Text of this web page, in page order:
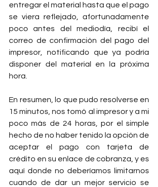
entregar el material hasta que el pago
se viera reflejado, afortunadamente
poco antes del mediodía, recibí el
correo de confirmación del pago del
impresor, notificando que ya podría
disponer del material en la próxima
hora.
En resumen, lo que pudo resolverse en
15 minutos, nos tomó al impresor y a mi
poco más de 24 horas, por el simple
hecho de no haber tenido la opción de
aceptar el pago con tarjeta de
crédito en su enlace de cobranza, y es
aquí donde no deberíamos limitarnos
cuando de dar un mejor servicio se